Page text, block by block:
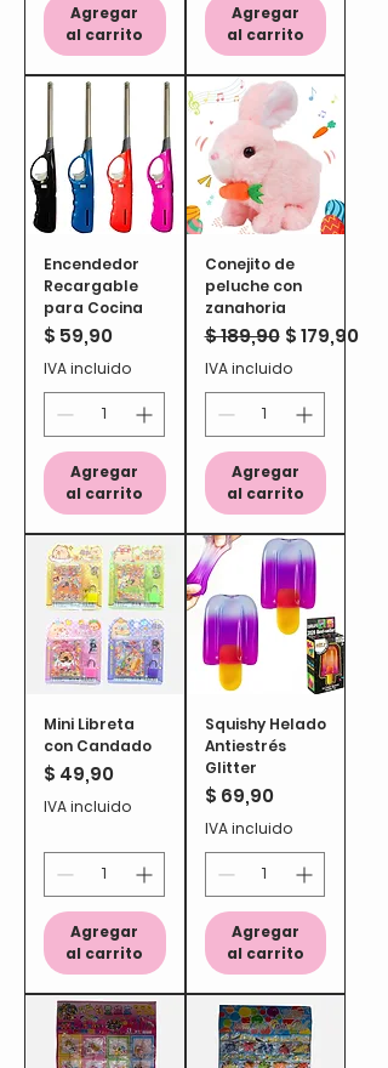
Agregar
al carrito
Agregar
al carrito
Encendedor
Recargable
para Cocina
Precio
$ 59,90
IVA incluido
Agregar
al carrito
Conejito de
peluche con
zanahoria
Precio
$ 189,90 Precio de
$ 179,90
IVA incluido
Agregar
al carrito
Mini Libreta
con Candado
Precio
$ 49,90
IVA incluido
Agregar
al carrito
Squishy Helado
Antiestrés
Glitter
Precio
$ 69,90
IVA incluido
Agregar
al carrito